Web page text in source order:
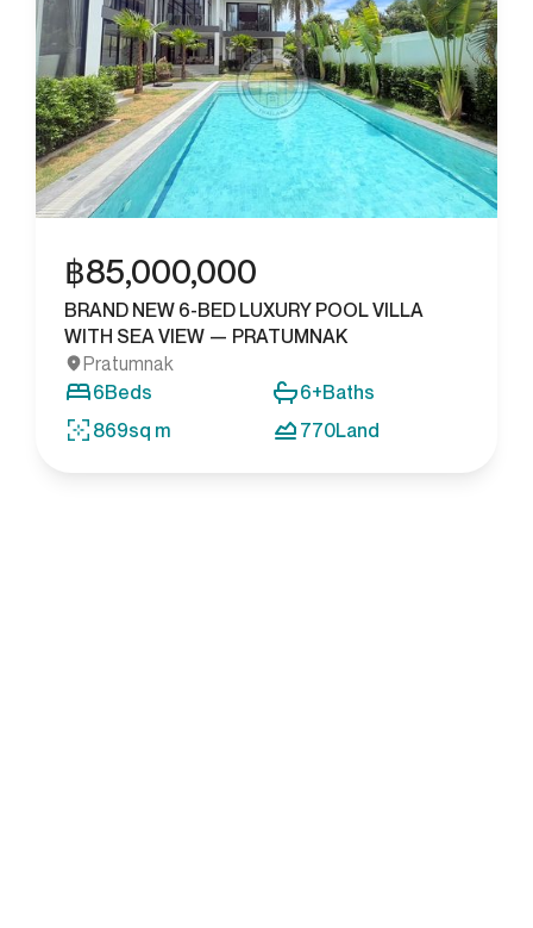
฿85,000,000
BRAND NEW 6-BED LUXURY POOL VILLA
WITH SEA VIEW — PRATUMNAK
Pratumnak
6Beds 6+Baths
869sq m 770Land